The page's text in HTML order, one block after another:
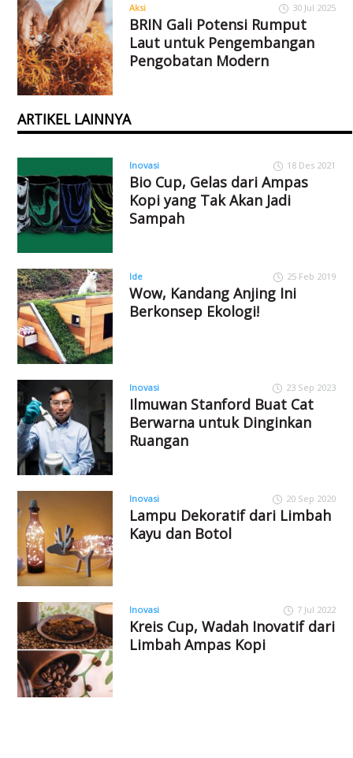
Aksi 30 Jul 2025
BRIN Gali Potensi Rumput
Laut untuk Pengembangan
Pengobatan Modern
ARTIKEL LAINNYA
Inovasi 18 Des 2021
Bio Cup, Gelas dari Ampas
Kopi yang Tak Akan Jadi
Sampah
Ide 25 Feb 2019
Wow, Kandang Anjing Ini
Berkonsep Ekologi!
Inovasi 23 Sep 2023
Ilmuwan Stanford Buat Cat
Berwarna untuk Dinginkan
Ruangan
Inovasi 20 Sep 2020
Lampu Dekoratif dari Limbah
Kayu dan Botol
Inovasi 7 Jul 2022
Kreis Cup, Wadah Inovatif dari
Limbah Ampas Kopi